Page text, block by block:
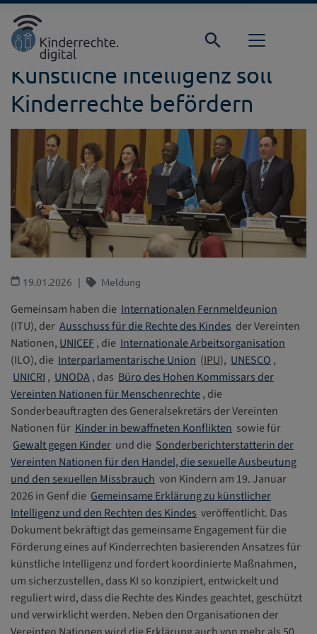
Direkt zur Hauptnavigation springen
Direkt zum Inhalt springen
Startseite
Fokus Detail
Künstliche Intelligenz soll
Kinderrechte befördern
19.01.2026 Meldung
Gemeinsam haben die Internationalen Fernmeldeunion
(ITU), der Ausschuss für die Rechte des Kindes der Vereinten
Nationen, UNICEF, die Internationale Arbeitsorganisation
(ILO), die Interparlamentarische Union (IPU), UNESCO ,
UNICRI , UNODA, das Büro des Hohen Kommissars der
Vereinten Nationen für Menschenrechte, die
Sonderbeauftragten des Generalsekretärs der Vereinten
Nationen für Kinder in bewaffneten Konflikten sowie für
Gewalt gegen Kinder und die Sonderberichterstatterin der
Vereinten Nationen für den Handel, die sexuelle Ausbeutung
und den sexuellen Missbrauch von Kindern am 19. Januar
2026 in Genf die Gemeinsame Erklärung zu künstlicher
Intelligenz und den Rechten des Kindes veröffentlicht. Das
Dokument bekräftigt das gemeinsame Engagement für die
Förderung eines auf Kinderrechten basierenden Ansatzes für
künstliche Intelligenz und fordert koordinierte Maßnahmen,
um sicherzustellen, dass KI so konzipiert, entwickelt und
reguliert wird, dass die Rechte des Kindes geachtet, geschützt
und verwirklicht werden. Neben den Organisationen der